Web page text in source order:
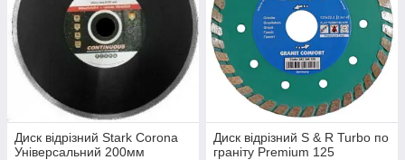
Диск відрізний Stark Corona
Універсальний 200мм
Диск відрізний S & R Turbo по
граніту Premium 125